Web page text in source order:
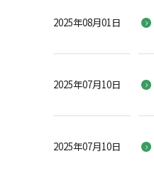
2025年08月01日
2025年07月10日
2025年07月10日